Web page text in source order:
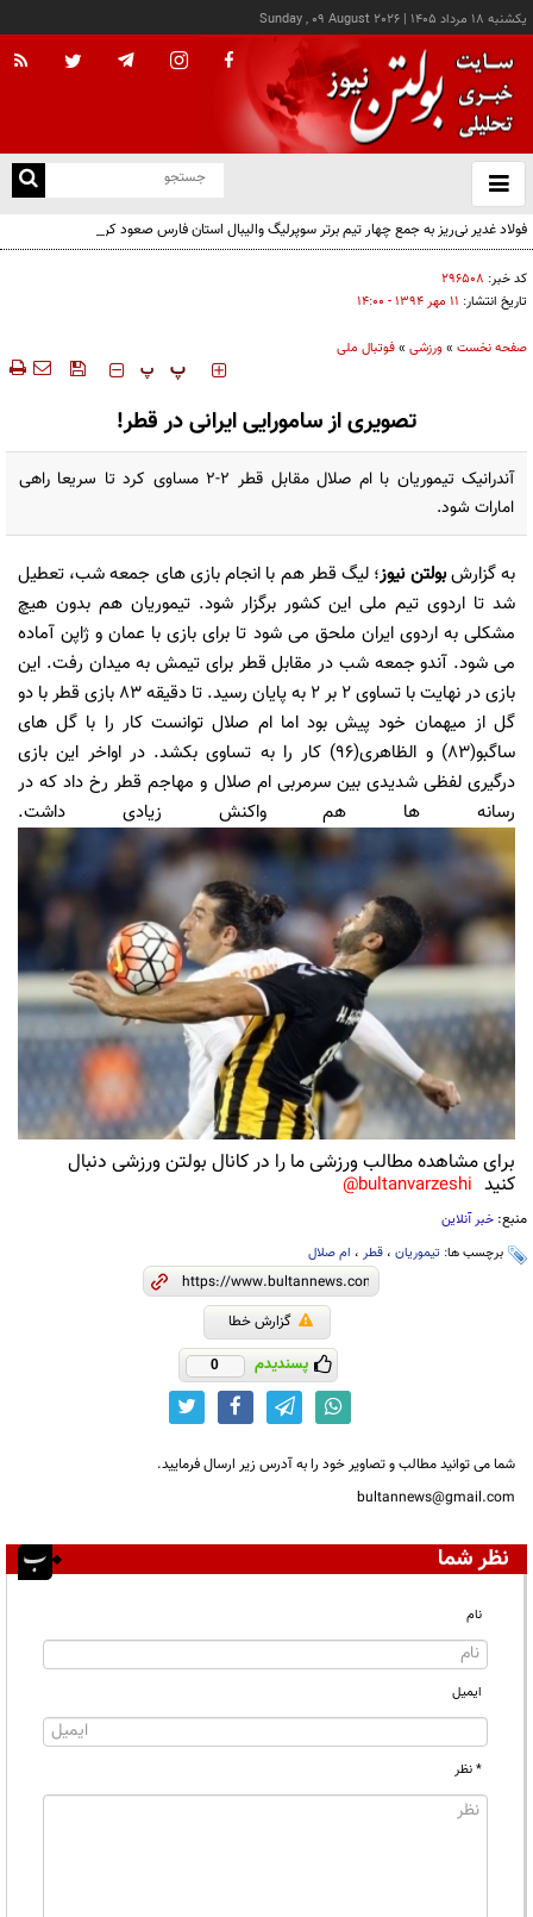
يکشنبه ۱۸ مرداد ۱۴۰۵ |
Sunday , 09 August 2026
باز
و
فولاد غدیر نی‌ریز به جمع چهار تیم برتر سوپرلیگ والیبال استان فارس صعود کرد
کد خبر: ۲۹۶۵۰۸
تاریخ انتشار: ۱۱ مهر ۱۳۹۴ - ۱۴:۰۰
صفحه نخست »ورزشی »فوتبال ملی
‍‍‍ پ پ
تصویری از سامورایی ایرانی در قطر!
آندرانیک تیموریان با ام صلال مقابل قطر 2-2 مساوی کرد تا سریعا راهی
امارات شود.
به گزارشبولتن نیوز؛ لیگ قطر هم با انجام بازی های جمعه شب، تعطیل
شد تا اردوی تیم ملی این کشور برگزار شود. تیموریان هم بدون هیچ
مشکلی به اردوی ایران ملحق می شود تا برای بازی با عمان و ژاپن آماده
می شود. آندو جمعه شب در مقابل قطر برای تیمش به میدان رفت. این
بازی در نهایت با تساوی 2 بر 2 به پایان رسید. تا دقیقه 83 بازی قطر با دو
گل از میهمان خود پیش بود اما ام صلال توانست کار را با گل های
ساگبو(83) و الظاهری(96) کار را به تساوی بکشد. در اواخر این بازی
درگیری لفظی شدیدی بین سرمربی ام صلال و مهاجم قطر رخ داد که در
رسانه ها هم واکنش زیادی داشت.
برای مشاهده مطالب ورزشی ما را در کانال بولتن ورزشی دنبال
کنید bultanvarzeshi@
منبع: خبر آنلاین
برچسب ها: تیموریان ، قطر ، ام صلال
گزارش خطا
پسندیدم 0
شما می توانید مطالب و تصاویر خود را به آدرس زیر ارسال فرمایید.
bultannews@gmail.com
نظر شما
نام
ایمیل
* نظر